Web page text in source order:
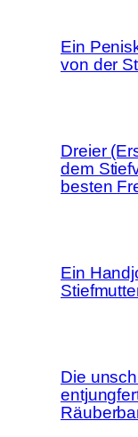
Ein
von der
Dreier
dem
besten
Ein
Die